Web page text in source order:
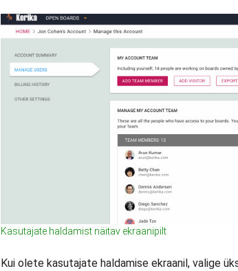
Kasutajate haldamist näitav ekraanipilt
Kui olete kasutajate haldamise ekraanil, valige